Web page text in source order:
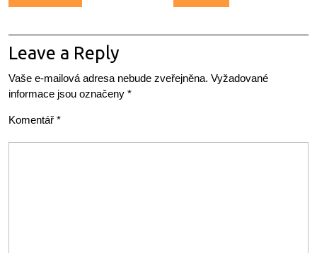
Leave a Reply
Vaše e-mailová adresa nebude zveřejněna. Vyžadované
informace jsou označeny *
Komentář *